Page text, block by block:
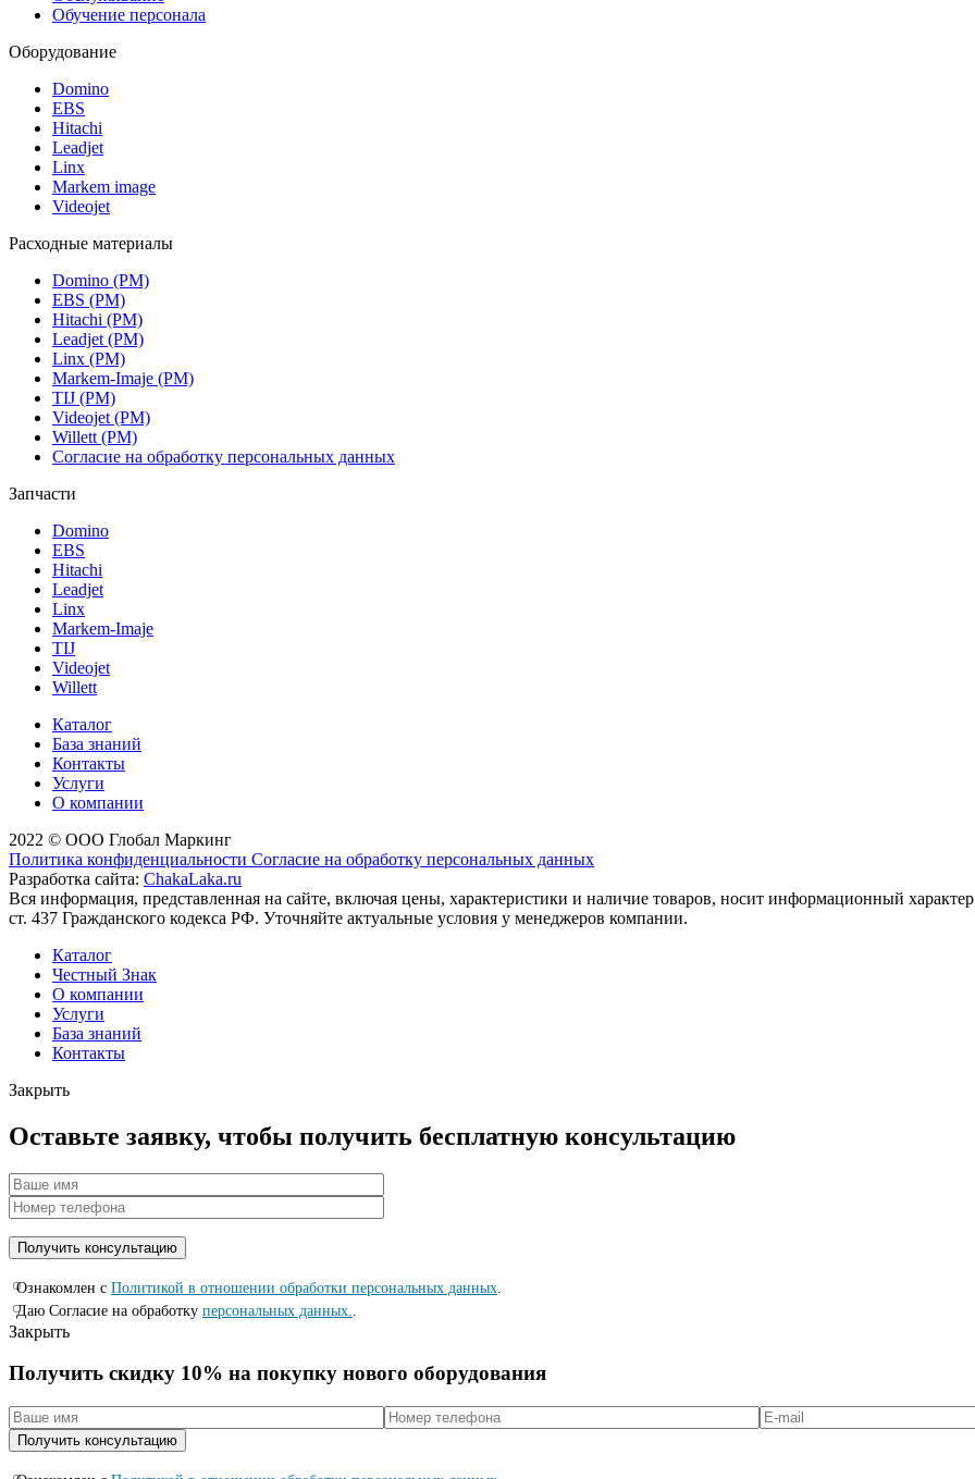
Обучение персонала
Оборудование
Domino
EBS
Hitachi
Leadjet
Linx
Markem image
Videojet
Расходные материалы
Domino (РМ)
EBS (РМ)
Hitachi (РМ)
Leadjet (РМ)
Linx (РМ)
Markem-Imaje (РМ)
TIJ (РМ)
Videojet (РМ)
Willett (РМ)
Согласие на обработку персональных данных
Запчасти
Domino
EBS
Hitachi
Leadjet
Linx
Markem-Imaje
TIJ
Videojet
Willett
Каталог
База знаний
Контакты
Услуги
О компании
2022 © ООО Глобал Маркинг
Политика конфиденциальности Согласие на обработку персональных данных
Разработка сайта: ChakaLaka.ru
Вся информация, представленная на сайте, включая цены, характеристики и наличие товаров, носит информационный
ст. 437 Гражданского кодекса РФ. Уточняйте актуальные условия у менеджеров компании.
Каталог
Честный Знак
О компании
Услуги
База знаний
Контакты
Закрыть
Оставьте заявку, чтобы получить бесплатную консультацию
Ознакомлен с Политикой в отношении обработки персональных данных
Даю Согласие на обработку персональных данных.
Закрыть
Получить скидку 10% на покупку нового оборудования